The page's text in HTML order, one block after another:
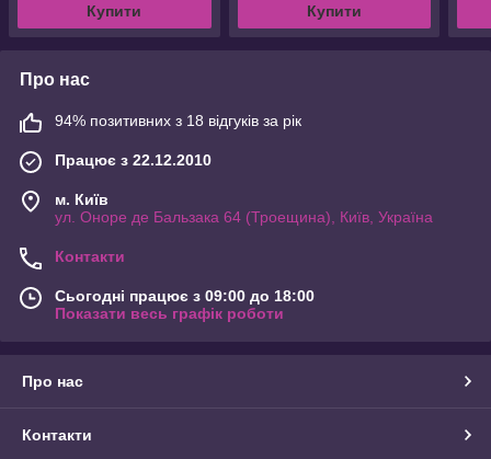
Купити Купити
Про нас
94% позитивних з 18 відгуків за рік
Працює з 22.12.2010
м. Київ
ул. Оноре де Бальзака 64 (Троещина), Київ, Україна
Контакти
Сьогодні працює з 09:00 до 18:00
Показати весь графік роботи
Про нас
Контакти